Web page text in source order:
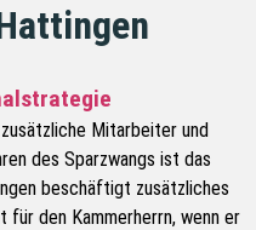
Mitarbeiter und
des Sparzwangs ist das
beschäftigt zusätzliches
für den Kammerherrn, wenn er